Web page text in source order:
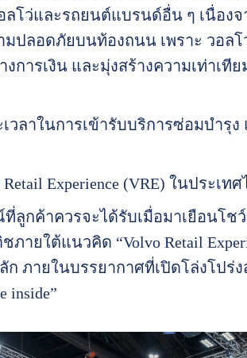
โว่และรถยนต์แบรนด์อื่น ๆ เนื่อง
ปลอดภัยบนท้องถนน เพราะ วอล
การเงิน และมุ่งสร้างความเท่าเ
วลาในการเข้ารับบริการซ่อมบำรุ
Experience (VRE) ในประเทศ
กค้าควรจะได้รับเมื่อมาเยือนโช
ยใต้แนวคิด “Volvo Retail
ภายในบรรยากาศที่เปิดโล่งโปร่
inside”